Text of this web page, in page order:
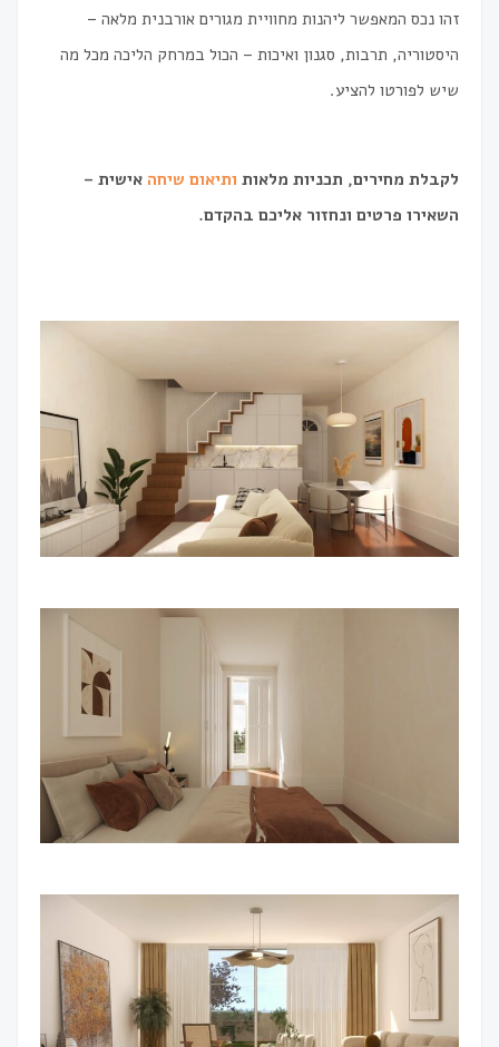
זהו נכס המאפשר ליהנות מחוויית מגורים אורבנית מלאה –
היסטוריה, תרבות, סגנון ואיכות – הכול במרחק הליכה מכל מה
שיש לפורטו להציע.
לקבלת מחירים, תכניות מלאות ותיאום שיחה אישית –
השאירו פרטים ונחזור אליכם בהקדם.